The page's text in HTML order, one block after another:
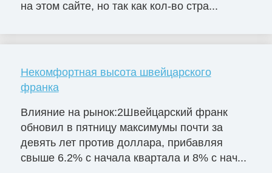
на этом сайте, но так как кол-во стра...
Некомфортная высота швейцарского
франка
Влияние на рынок:2Швейцарский франк
обновил в пятницу максимумы почти за
девять лет против доллара, прибавляя
свыше 6.2% с начала квартала и 8% с нач...